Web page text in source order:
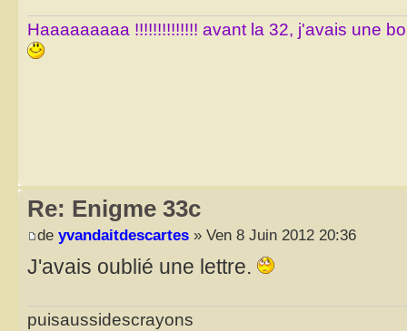
Haaaaaaaaa !!!!!!!!!!!!!! avant la 32, j'avais une
Re: Enigme 33c
de yvandaitdescartes » Ven 8 Juin 2012 20:36
J'avais oublié une lettre.
puisaussidescrayons